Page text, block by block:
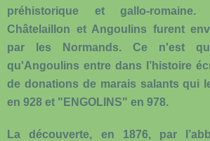
préhistorique et gallo-romaine.
Châtelaillon et Angoulins furent
par les Normands. Ce n'est
qu'Angoulins entre dans l’histoire
de donations de marais salants qui
en 928 et "ENGOLINS" en 978.
La découverte, en 1876, par